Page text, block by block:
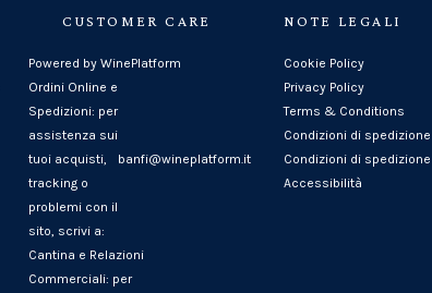
CUSTOMER CARE
Powered by WinePlatform
Ordini Online e
Spedizioni: per
assistenza sui
tuoi acquisti,
tracking o
problemi con il
sito, scrivi a:
banfi@wineplatform.it
Cantina e Relazioni
Commerciali: per
NOTE LEGALI
Cookie Policy
Privacy Policy
Terms & Conditions
Condizioni di spedizione
Condizioni di
Accessibilità